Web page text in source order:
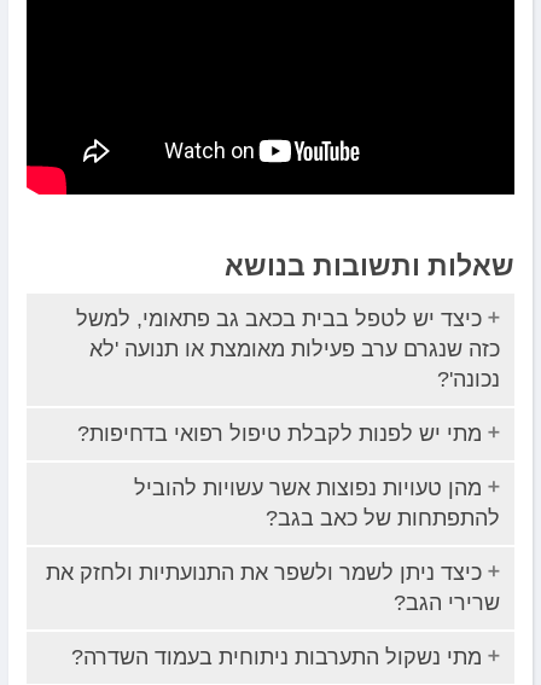
שאלות ותשובות בנושא
כיצד יש לטפל בבית בכאב גב פתאומי, למשל
כזה שנגרם ערב פעילות מאומצת או תנועה 'לא
נכונה'?
מתי יש לפנות לקבלת טיפול רפואי בדחיפות?
מהן טעויות נפוצות אשר עשויות להוביל
להתפתחות של כאב בגב?
כיצד ניתן לשמר ולשפר את התנועתיות ולחזק את
שרירי הגב?
מתי נשקול התערבות ניתוחית בעמוד השדרה?